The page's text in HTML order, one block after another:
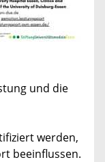
und die
werden,
beeinflussen.